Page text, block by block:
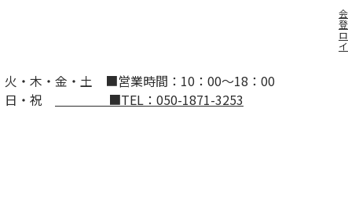
・木・金・土 ■営業時間：10：00～18：00
日・祝
■TEL：050-1871-3253